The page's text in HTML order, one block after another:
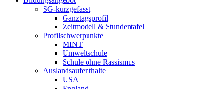
SG-kurzgefasst
Ganztagsprofil
Zeitmodell & Stundentafel
Profilschwerpunkte
MINT
Umweltschule
Schule ohne Rassismus
Auslandsaufenthalte
USA